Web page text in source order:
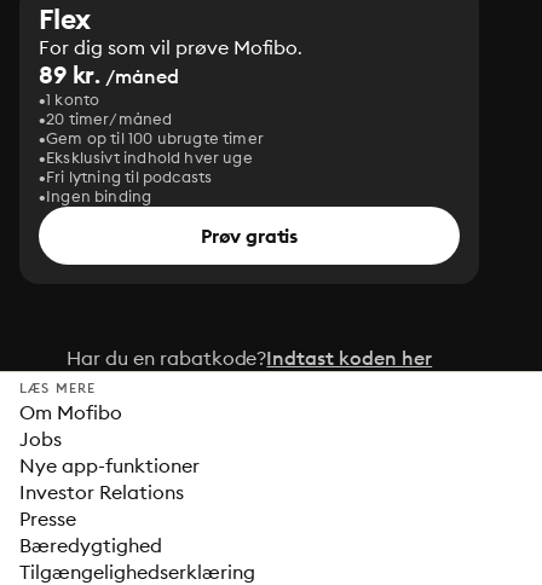
Flex
For dig som vil prøve Mofibo.
89 kr. /måned
1 konto
20 timer/måned
Gem op til 100 ubrugte timer
Eksklusivt indhold hver uge
Fri lytning til podcasts
Ingen binding
Prøv gratis
Har du en rabatkode?Indtast koden her
LÆS MERE
Om Mofibo
Jobs
Nye app-funktioner
Investor Relations
Presse
Bæredygtighed
Tilgængelighedserklæring